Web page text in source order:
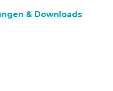
& Downloads